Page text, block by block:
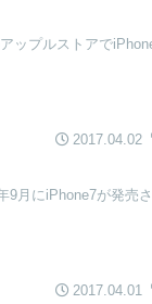
ップルストアで
2017.04.02
9月にiPhone7が発売
2017.04.01